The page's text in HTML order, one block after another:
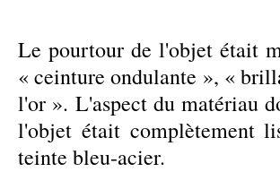
Le pourtour de l'objet était
« ceinture ondulante », «
l'or ». L'aspect du matériau
l'objet était complètement
teinte bleu-acier.